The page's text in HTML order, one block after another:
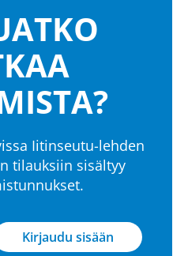
Iitinseutu-lehden
tilauksiin sisältyy
Kirjaudu sisään